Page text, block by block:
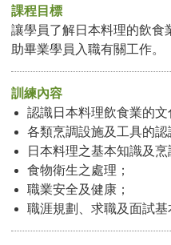
課程目標
讓學員了解日本料理的飲食
助畢業學員入職有關工作。
訓練內容
認識日本料理飲食業的文
各類烹調設施及工具的認
日本料理之基本知識及烹
食物衛生之處理；
職業安全及健康；
職涯規劃、求職及面試基